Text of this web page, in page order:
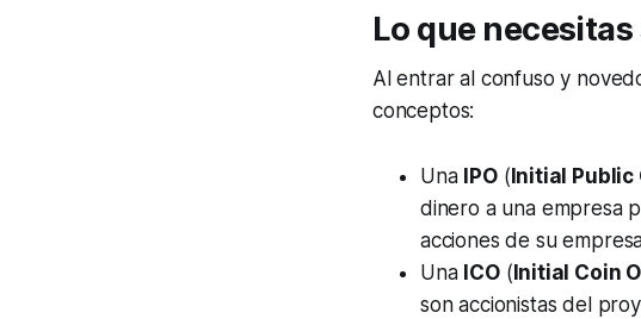
Lo que
Al entrar al confuso y
conceptos:
Una IPO( Initial
dinero a una empresa
acciones de su
Una ICO( Initial Coin
son accionistas del